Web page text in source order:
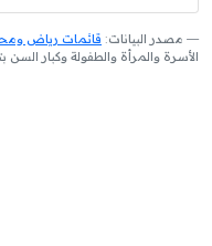
مصدر البيانات: قائمات رياض
الأسرة والمرأة والطفولة وكبار السن بتاريخ 2026/08/05 على